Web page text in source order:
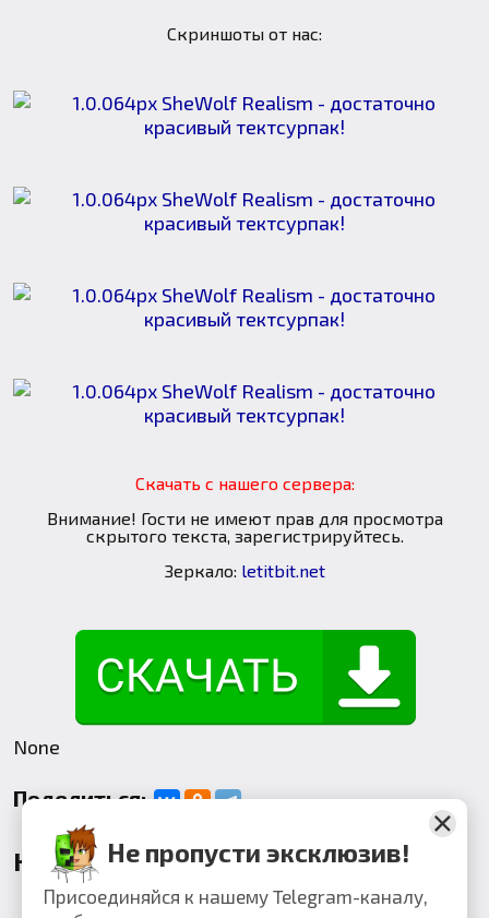
Скриншоты от нас:
Скачать с нашего сервера:
Внимание! Гости не имеют прав для просмотра
скрытого текста, зарегистрируйтесь.
Зеркало: letitbit.net
None
Поделиться:
КомментарииНе пропусти эксклюзив!
Присоединяйся к нашему Telegram-каналу,